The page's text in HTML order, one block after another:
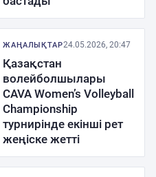
ЖАҢАЛЫҚТАР24.05.2026, 20:47
Қазақстан
волейболшылары
CAVA Women’s Volleyball
Championship
турнирінде екінші рет
жеңіске жетті